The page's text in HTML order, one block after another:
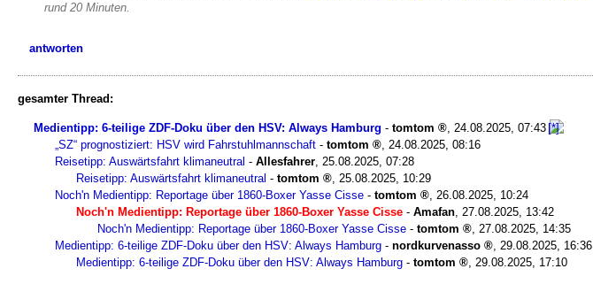
rund 20 Minuten.
antworten
gesamter Thread:
Medientipp: 6-teilige ZDF-Doku über den HSV: Always Hamburg - tomtom
24.08.2025, 07:43
„SZ“ prognostiziert: HSV wird Fahrstuhlmannschaft - tomtom
24.08.2025, 08:16
Reisetipp: Auswärtsfahrt klimaneutral - Allesfahrer 25.08.2025, 07:28
Reisetipp: Auswärtsfahrt klimaneutral - tomtom
25.08.2025, 10:29
Noch'n Medientipp: Reportage über 1860-Boxer Yasse Cisse - tomtom
26.08.2025, 10:24
Noch'n Medientipp: Reportage über 1860-Boxer Yasse Cisse - Amafan 27.08.2025, 13:42
Noch'n Medientipp: Reportage über 1860-Boxer Yasse Cisse - tomtom
27.08.2025, 14:35
Medientipp: 6-teilige ZDF-Doku über den HSV: Always Hamburg - nordkurvenasso
29.08.2025, 16:36
Medientipp: 6-teilige ZDF-Doku über den HSV: Always Hamburg - tomtom 29.08.2025, 17:10